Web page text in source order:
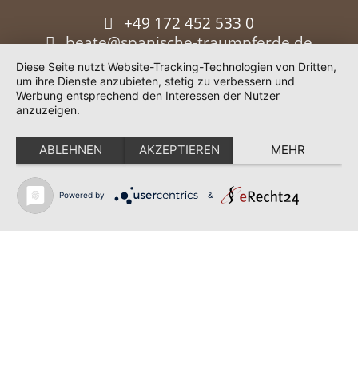
+49 172 452 533 0
beate@spanische-traumpferde.de
Impressum Datenschutz
Diese Seite nutzt Website-Tracking-Technologien von Dritten,
um ihre Dienste anzubieten, stetig zu verbessern und
Werbung entsprechend den Interessen der Nutzer
anzuzeigen.
ABLEHNEN AKZEPTIEREN MEHR
Powered by &